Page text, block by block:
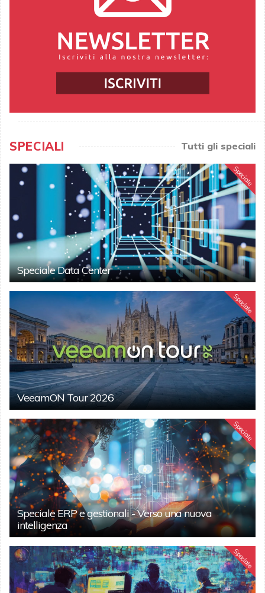
SPECIALI Tutti gli speciali
Speciale
Speciale Data Center
Speciale
VeeamON Tour 2026
Speciale
Speciale ERP e gestionali - Verso una nuova
intelligenza
Speciale